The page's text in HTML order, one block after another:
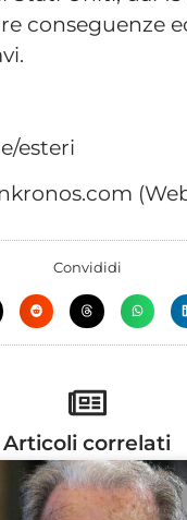
conseguenze
esteri
Convididi
Articoli correlati